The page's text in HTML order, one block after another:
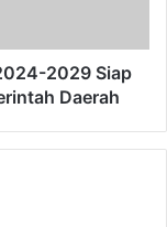
2029 Siap
Daerah